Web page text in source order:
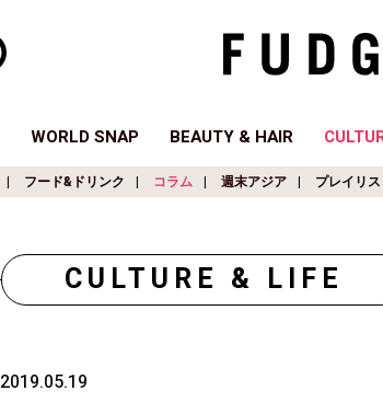
WORLD SNAP BEAUTY & HAIR
フード&ドリンク コラム 週末アジア プレイリス
CULTURE & LIFE
2019.05.19